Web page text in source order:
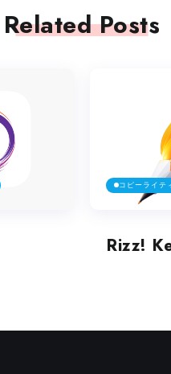
Related Posts
コピーライテ
Rizz!